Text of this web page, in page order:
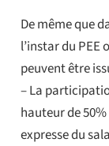
De même que
l’instar du PEE
peuvent être
– La
hauteur de
expresse du